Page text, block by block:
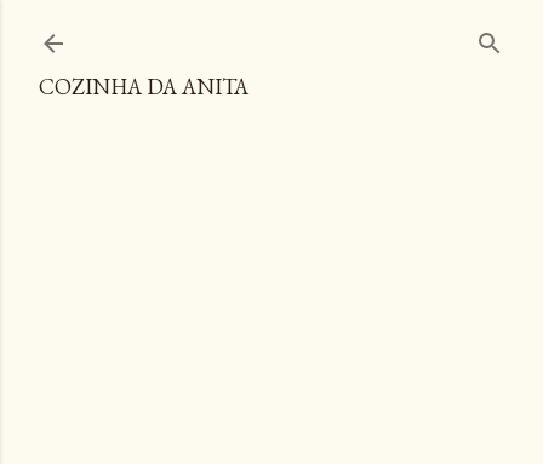
COZINHA DA ANITA